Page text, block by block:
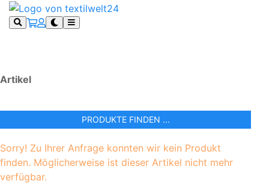
Artikel
PRODUKTE FINDEN ...
Sorry! Zu Ihrer Anfrage konnten wir kein Produkt
finden. Möglicherweise ist dieser Artikel nicht mehr
verfügbar.